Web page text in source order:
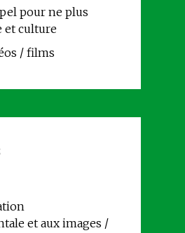
pour ne plus
et culture
/ films
et aux images /